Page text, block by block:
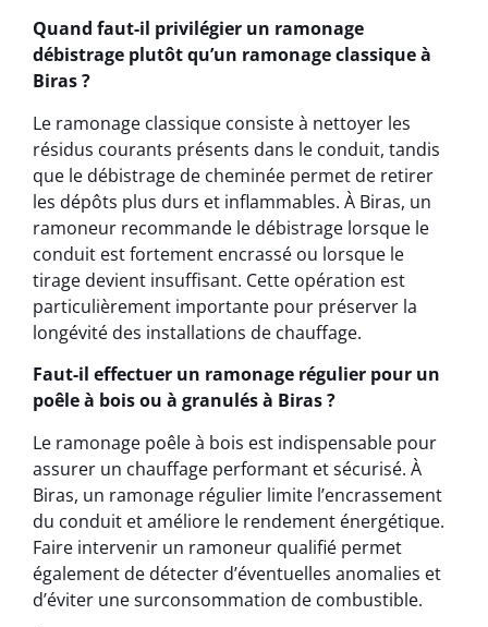
Quand faut-il privilégier un ramonage
débistrage plutôt qu’un ramonage classique à
Biras ?
Le ramonage classique consiste à nettoyer les
résidus courants présents dans le conduit, tandis
que le débistrage de cheminée permet de retirer
les dépôts plus durs et inflammables. À Biras, un
ramoneur recommande le débistrage lorsque le
conduit est fortement encrassé ou lorsque le
tirage devient insuffisant. Cette opération est
particulièrement importante pour préserver la
longévité des installations de chauffage.
Faut-il effectuer un ramonage régulier pour un
poêle à bois ou à granulés à Biras ?
Le ramonage poêle à bois est indispensable pour
assurer un chauffage performant et sécurisé. À
Biras, un ramonage régulier limite l’encrassement
du conduit et améliore le rendement énergétique.
Faire intervenir un ramoneur qualifié permet
également de détecter d’éventuelles anomalies et
d’éviter une surconsommation de combustible.